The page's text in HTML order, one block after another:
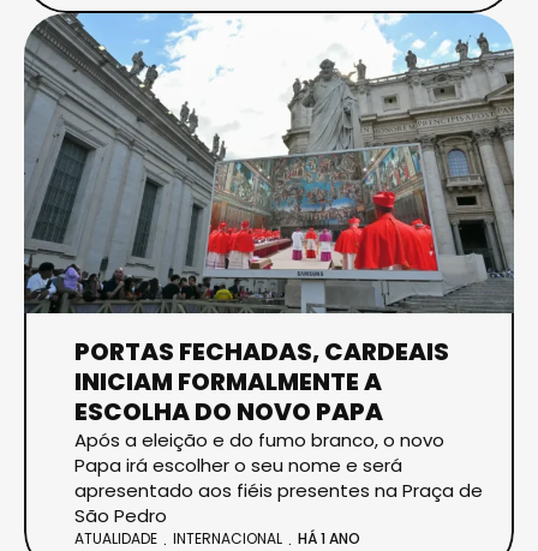
PORTAS FECHADAS, CARDEAIS
INICIAM FORMALMENTE A
ESCOLHA DO NOVO PAPA
Após a eleição e do fumo branco, o novo
Papa irá escolher o seu nome e será
apresentado aos fiéis presentes na Praça de
São Pedro
ATUALIDADE INTERNACIONAL HÁ 1 ANO